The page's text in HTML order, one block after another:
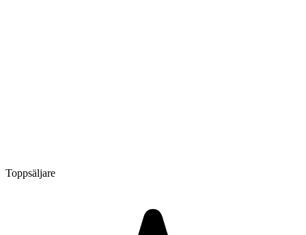
Toppsäljare